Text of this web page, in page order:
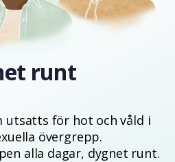
runt
utsatts för hot och våld i
övergrepp.
alla dagar, dygnet runt.